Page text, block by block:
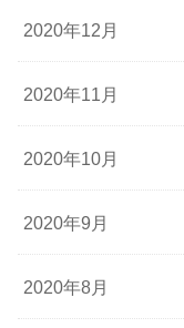
2020年12月
2020年11月
2020年10月
2020年9月
2020年8月